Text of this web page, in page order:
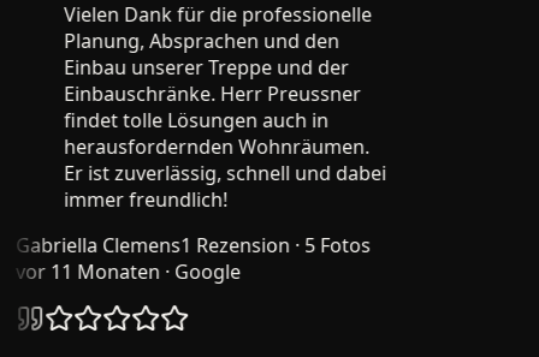
Vielen Dank für die professionelle
Planung, Absprachen und den
Einbau unserer Treppe und der
Einbauschränke. Herr Preussner
findet tolle Lösungen auch in
herausfordernden Wohnräumen.
Er ist zuverlässig, schnell und dabei
immer freundlich!
Gabriella Clemens1 Rezension · 5 Fotos
vor 11 Monaten· Google